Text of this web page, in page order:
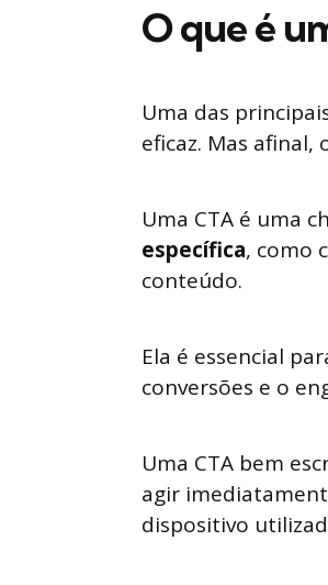
O que é
Uma das
eficaz. Mas afinal,
Uma CTA é uma
específica, como
conteúdo.
Ela é essencial
conversões e o
Uma CTA bem
agir
dispositivo